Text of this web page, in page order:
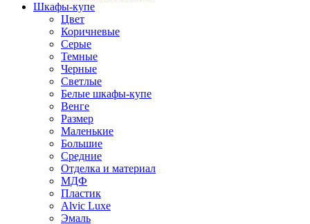
Шкафы-купе
Цвет
Коричневые
Серые
Темные
Черные
Светлые
Белые шкафы-купе
Венге
Размер
Маленькие
Большие
Средние
Отделка и материал
МДФ
Пластик
Alvic Luxe
Эмаль